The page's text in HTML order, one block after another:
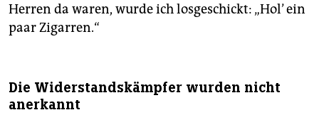
Herren da waren, wurde ich losgeschickt: „Hol’ ein
paar Zigarren.“
Die Widerstandskämpfer wurden nicht
anerkannt